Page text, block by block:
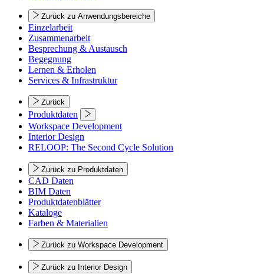
Zurück zu Anwendungsbereiche
Einzelarbeit
Zusammenarbeit
Besprechung & Austausch
Begegnung
Lernen & Erholen
Services & Infrastruktur
Zurück
Produktdaten
Workspace Development
Interior Design
RELOOP: The Second Cycle Solution
Zurück zu Produktdaten
CAD Daten
BIM Daten
Produktdatenblätter
Kataloge
Farben & Materialien
Zurück zu Workspace Development
Zurück zu Interior Design